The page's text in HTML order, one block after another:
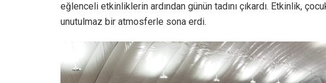
eğlenceli etkinliklerin ardından günün tadını çıkardı. Etkinlik,
unutulmaz bir atmosferle sona erdi.